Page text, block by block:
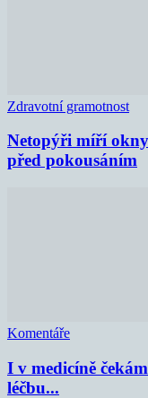
Zdravotní gramotnost
Netopýři míří
před pokousáním
Komentáře
I v medicíně
léčbu...